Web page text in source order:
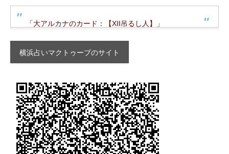
「大アルカナのカード：【XII吊るし人】」
横浜占いマクトゥーブのサイト